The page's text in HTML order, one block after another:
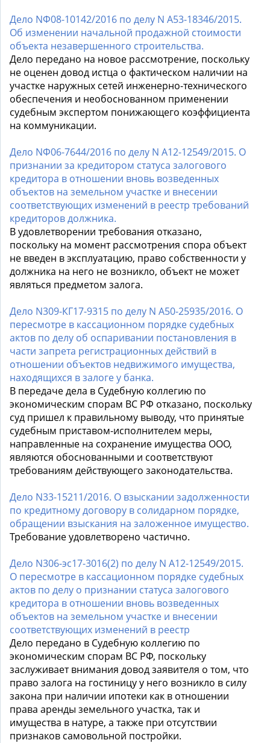
Дело NФ08-10142/2016 по делу N А53-18346/2015.
Об изменении начальной продажной стоимости
объекта незавершенного строительства.
Дело передано на новое рассмотрение, поскольку
не оценен довод истца о фактическом наличии на
участке наружных сетей инженерно-технического
обеспечения и необоснованном применении
судебным экспертом понижающего коэффициента
на коммуникации.
Дело NФ06-7644/2016 по делу N А12-12549/2015. О
признании за кредитором статуса залогового
кредитора в отношении вновь возведенных
объектов на земельном участке и внесении
соответствующих изменений в реестр требований
кредиторов должника.
В удовлетворении требования отказано,
поскольку на момент рассмотрения спора объект
не введен в эксплуатацию, право собственности у
должника на него не возникло, объект не может
являться предметом залога.
Дело N309-КГ17-9315 по делу N А50-25935/2016. О
пересмотре в кассационном порядке судебных
актов по делу об оспаривании постановления в
части запрета регистрационных действий в
отношении объектов недвижимого имущества,
находящихся в залоге у банка.
В передаче дела в Судебную коллегию по
экономическим спорам ВС РФ отказано, поскольку
суд пришел к правильному выводу, что принятые
судебным приставом-исполнителем меры,
направленные на сохранение имущества ООО,
являются обоснованными и соответствуют
требованиям действующего законодательства.
Дело N33-15211/2016. О взыскании задолженности
по кредитному договору в солидарном порядке,
обращении взыскания на заложенное имущество.
Требование удовлетворено частично.
Дело N306-эс17-3016(2) по делу N А12-12549/2015.
О пересмотре в кассационном порядке судебных
актов по делу о признании статуса залогового
кредитора в отношении вновь возведенных
объектов на земельном участке и внесении
соответствующих изменений в реестр
Дело передано в Судебную коллегию по
экономическим спорам ВС РФ, поскольку
заслуживает внимания довод заявителя о том, что
право залога на гостиницу у него возникло в силу
закона при наличии ипотеки как в отношении
права аренды земельного участка, так и
имущества в натуре, а также при отсутствии
признаков самовольной постройки.